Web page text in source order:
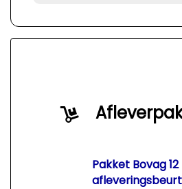
Pakket Bovag
afleveringsbeurt